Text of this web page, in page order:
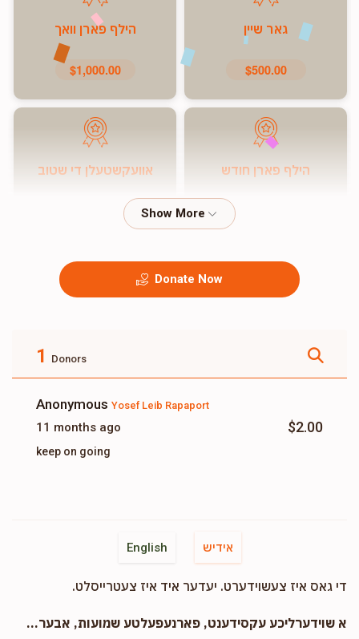
גאר שיין
$500.00
הילף פארן וואך
$1,000.00
הילף פארן חודש אוועקשטעלן די שטוב
Donate Now
1 Donors
Anonymous Yosef Leib Rapaport
11 months ago $2.00
keep on going
English אידיש
די גאס איז צעשוידערט. יעדער איד איז צעטרייסלט.
א שוידערליכע עקסידענט, פארנעפעלטע שמועות, אבער...